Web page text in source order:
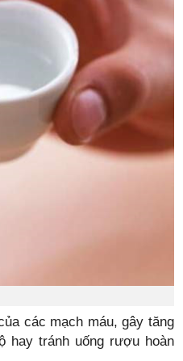
các mạch máu, gây tăng
hay tránh uống rượu hoàn